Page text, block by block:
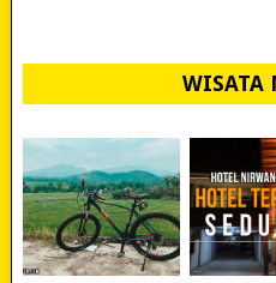
WISATA
REVIEW POLYGON
MURAH